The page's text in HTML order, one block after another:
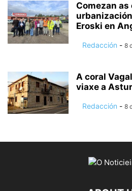
Comezan as
Eroski en
Redacción - 8
A coral
viaxe a
Redacción - 8